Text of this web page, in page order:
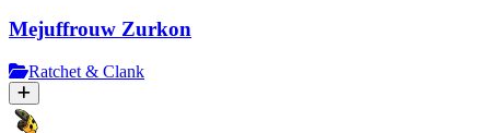
Mejuffrouw Zurkon
Ratchet & Clank